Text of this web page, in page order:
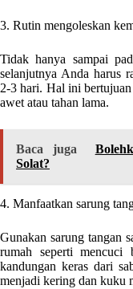
3. Rutin mengoleskan
Tidak hanya sampai
selanjutnya Anda harus
2-3 hari. Hal ini
awet atau tahan lama.
Baca juga
Solat?
4. Manfaatkan sarung
Gunakan sarung tangan
rumah seperti mencuci
kandungan keras dari
menjadi kering dan kuku